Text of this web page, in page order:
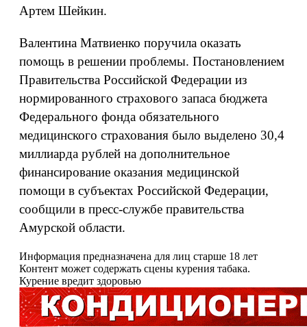
Артем Шейкин.
Валентина Матвиенко поручила оказать
помощь в решении проблемы. Постановлением
Правительства Российской Федерации из
нормированного страхового запаса бюджета
Федерального фонда обязательного
медицинского страхования было выделено 30,4
миллиарда рублей на дополнительное
финансирование оказания медицинской
помощи в субъектах Российской Федерации,
сообщили в пресс-службе правительства
Амурской области.
Информация предназначена для лиц старше 18 лет
Контент может содержать сцены курения табака.
Курение вредит здоровью